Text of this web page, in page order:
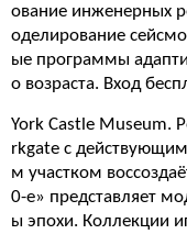
ование инженерных
оделирование
ые программы
о возраста. Вход
York Castle Museum.
rkgate с
м участком
0-е» представляет
ы эпохи. Коллекции